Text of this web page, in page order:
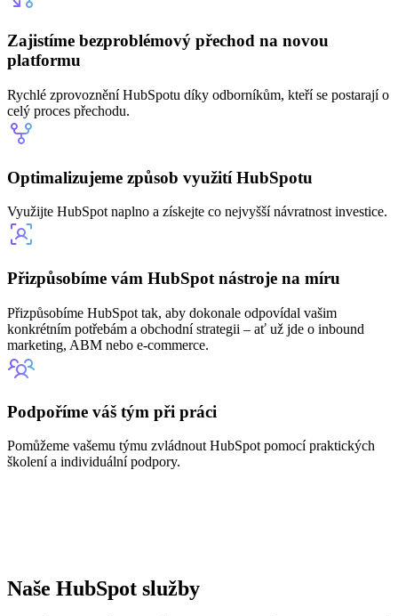
Zajistíme bezproblémový přechod na novou
platformu
Rychlé zprovoznění HubSpotu díky odborníkům, kteří se postarají o
celý proces přechodu.
Optimalizujeme způsob využití HubSpotu
Využijte HubSpot naplno a získejte co nejvyšší návratnost investice.
Přizpůsobíme vám HubSpot nástroje na míru
Přizpůsobíme HubSpot tak, aby dokonale odpovídal vašim
konkrétním potřebám a obchodní strategii – ať už jde o inbound
marketing, ABM nebo e-commerce.
Podpoříme váš tým při práci
Pomůžeme vašemu týmu zvládnout HubSpot pomocí praktických
školení a individuální podpory.
Naše HubSpot služby